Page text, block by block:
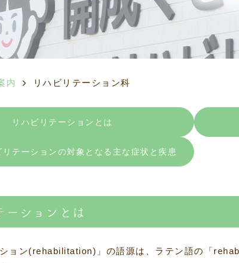
内 リハビリテーション科
リハビリテーションとは
テーションの対象となる主な症状と疾患
ーションとは
ション(rehabilitation)」の語源は、ラテン語の「